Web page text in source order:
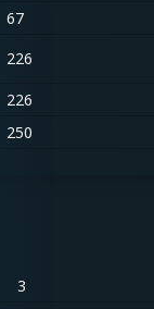
67
226
226
250
3